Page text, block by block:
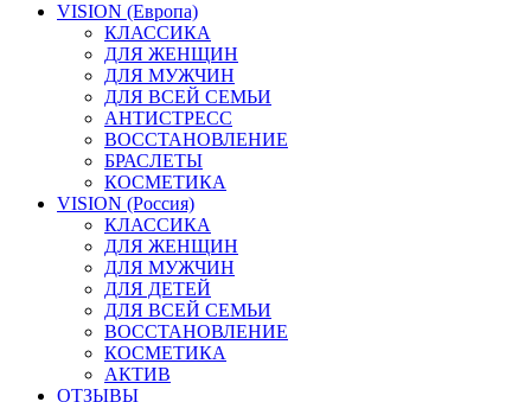
VISION (Европа)
КЛАССИКА
ДЛЯ ЖЕНЩИН
ДЛЯ МУЖЧИН
ДЛЯ ВСЕЙ СЕМЬИ
АНТИСТРЕСС
ВОССТАНОВЛЕНИЕ
БРАСЛЕТЫ
КОСМЕТИКА
VISION (Россия)
КЛАССИКА
ДЛЯ ЖЕНЩИН
ДЛЯ МУЖЧИН
ДЛЯ ДЕТЕЙ
ДЛЯ ВСЕЙ СЕМЬИ
ВОССТАНОВЛЕНИЕ
КОСМЕТИКА
АКТИВ
ОТЗЫВЫ